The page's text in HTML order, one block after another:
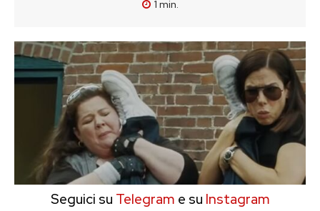
1 min.
Seguici su Telegram e su Instagram